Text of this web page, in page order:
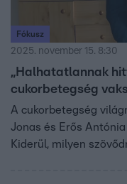
Fókusz
2025. november 15. 8:30
„Halhatatlannak
cukorbetegség
A cukorbetegség
Jonas és Erős
Kiderül, milyen